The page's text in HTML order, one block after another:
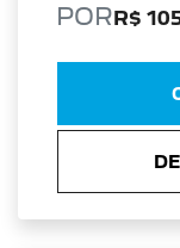
POR R$